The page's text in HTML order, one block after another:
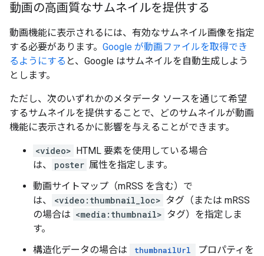
動画の高画質なサムネイルを提供する
動画機能に表示されるには、有効なサムネイル画像を指定
する必要があります。 Google が動画ファイルを取得でき
るようにする と、Google はサムネイルを自動生成しよう
とします。
ただし、次のいずれかのメタデータ ソースを通じて希望
するサムネイルを提供することで、どのサムネイルが動画
機能に表示されるかに影響を与えることができます。
<video> HTML 要素を使用している場合
は、
poster 属性を指定します。
動画サイトマップ（mRSS を含む）で
は、
<video:thumbnail_loc> タグ（または mRSS
の場合は <media:thumbnail> タグ）を指定しま
す。
構造化データの場合は
thumbnailUrl
プロパティを